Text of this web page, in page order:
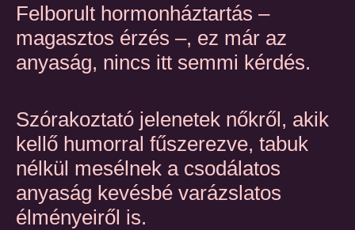
Felborult hormonháztartás –
magasztos érzés –, ez már az
anyaság, nincs itt semmi kérdés.
Szórakoztató jelenetek nőkről, akik
kellő humorral fűszerezve, tabuk
nélkül mesélnek a csodálatos
anyaság kevésbé varázslatos
élményeiről is.